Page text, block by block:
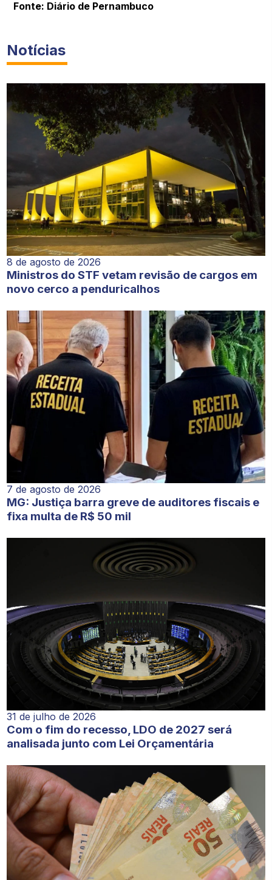
Fonte: Diário de Pernambuco
Notícias
8 de agosto de 2026
Ministros do STF vetam revisão de cargos em
novo cerco a penduricalhos
7 de agosto de 2026
MG: Justiça barra greve de auditores fiscais e
fixa multa de R$ 50 mil
31 de julho de 2026
Com o fim do recesso, LDO de 2027 será
analisada junto com Lei Orçamentária